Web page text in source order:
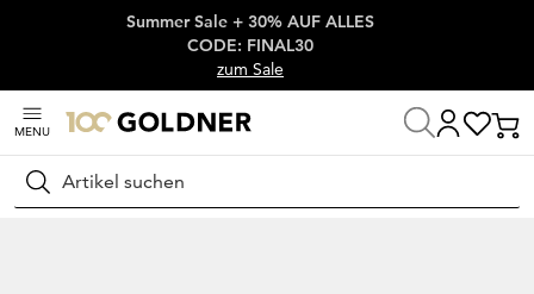
Überspringe Navigation, direkt zum Content
Summer Sale + 30% AUF ALLES
CODE: FINAL30
zum Sale
MENU
Suchen
Startseite Schuhe & Accessoires